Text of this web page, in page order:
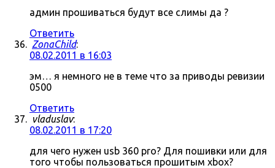
админ прошиваться будут все слимы да ?
Ответить
ZonaChild:
08.02.2011 в 16:03
эм… я немного не в теме что за приводы ревизии
0500
Ответить
vladuslav:
08.02.2011 в 17:20
для чего нужен usb 360 pro? Для пошивки или для
того чтобы пользоваться прошитым xbox?